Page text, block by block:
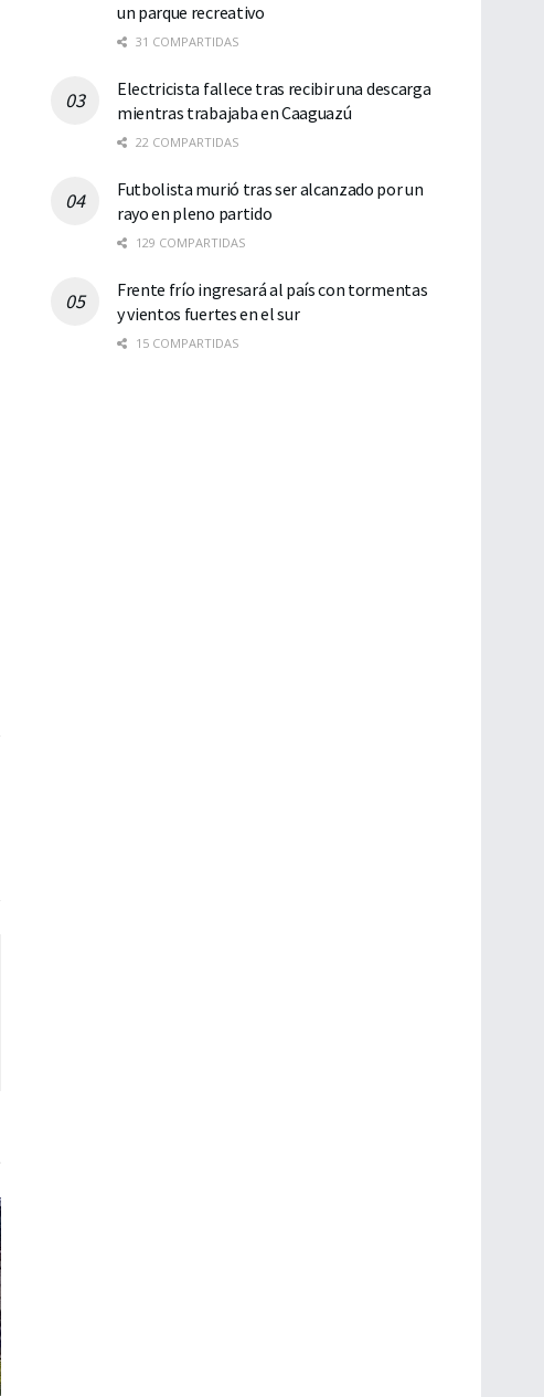
un parque recreativo
31 COMPARTIDAS
Electricista fallece tras recibir una descarga
mientras trabajaba en Caaguazú
22 COMPARTIDAS
Futbolista murió tras ser alcanzado por un
rayo en pleno partido
129 COMPARTIDAS
Frente frío ingresará al país con tormentas
y vientos fuertes en el sur
15 COMPARTIDAS